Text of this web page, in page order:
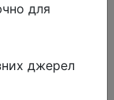
для
джерел